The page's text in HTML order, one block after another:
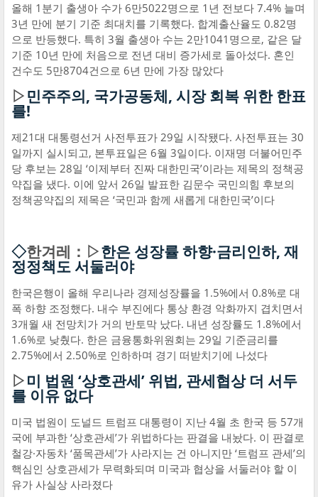
올해 1분기 출생아 수가 6만5022명으로 1년 전보다 7.4% 늘며
3년 만에 분기 기준 최대치를 기록했다. 합계출산율도 0.82명
으로 반등했다. 특히 3월 출생아 수는 2만1041명으로, 같은 달
기준 10년 만에 처음으로 전년 대비 증가세로 돌아섰다. 혼인
건수도 5만8704건으로 6년 만에 가장 많았다
▷민주주의, 국가공동체, 시장 회복 위한 한표
를!
제21대 대통령선거 사전투표가 29일 시작됐다. 사전투표는 30
일까지 실시되고, 본투표일은 6월 3일이다. 이재명 더불어민주
당 후보는 28일 ‘이제부터 진짜 대한민국’이라는 제목의 정책공
약집을 냈다. 이에 앞서 26일 발표한 김문수 국민의힘 후보의
정책공약집의 제목은 ‘국민과 함께 새롭게 대한민국’이다
◇한겨레：▷한은 성장률 하향·금리인하, 재
정정책도 서둘러야
한국은행이 올해 우리나라 경제성장률을 1.5%에서 0.8%로 대
폭 하향 조정했다. 내수 부진에다 통상 환경 악화까지 겹치면서
3개월 새 전망치가 거의 반토막 났다. 내년 성장률도 1.8%에서
1.6%로 낮췄다. 한은 금융통화위원회는 29일 기준금리를
2.75%에서 2.50%로 인하하며 경기 떠받치기에 나섰다
▷미 법원 ‘상호관세’ 위법, 관세협상 더 서두
를 이유 없다
미국 법원이 도널드 트럼프 대통령이 지난 4월 초 한국 등 57개
국에 부과한 ‘상호관세’가 위법하다는 판결을 내놨다. 이 판결로
철강·자동차 ‘품목관세’가 사라지는 건 아니지만 ‘트럼프 관세’의
핵심인 상호관세가 무력화되며 미국과 협상을 서둘러야 할 이
유가 사실상 사라졌다